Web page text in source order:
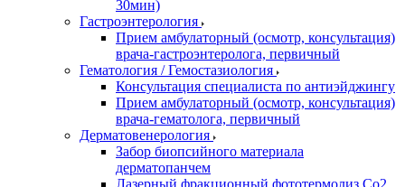
30мин)
Гастроэнтерология
Прием амбулаторный (осмотр, консультация)
врача-гастроэнтеролога, первичный
Гематология / Гемостазиология
Консультация специалиста по антиэйджингу
Прием амбулаторный (осмотр, консультация)
врача-гематолога, первичный
Дерматовенерология
Забор биопсийного материала
дерматопанчем
Лазерный фракционный фототермолиз Со2